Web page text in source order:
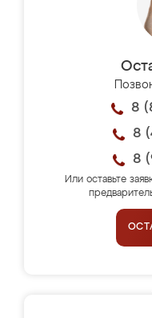
8
8
8
Или оставьте